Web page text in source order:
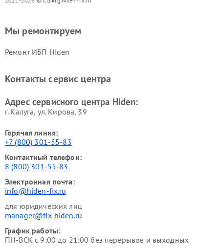
Мы ремонтируем
Ремонт ИБП Hiden
Контакты сервис центра
Адрес сервисного центра Hiden:
г. Калуга, ул. Кирова, 39
Горячая линия:
+7 (800) 301-55-83
Контактный телефон:
8 (800) 301-55-83
Электронная почта:
info@hiden-fix.ru
для юридических лиц
manager@fix-hiden.ru
График работы:
ПН-ВСК с 9:00 до 21:00 без перерывов и выходных